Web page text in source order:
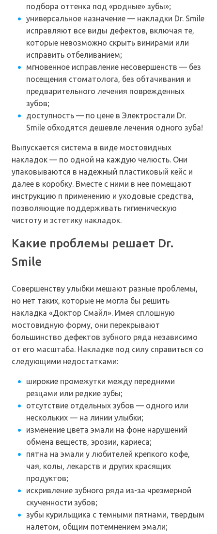
подбора оттенка под «родные» зубы»;
универсальное назначение — накладки Dr. Smile
исправляют все виды дефектов, включая те,
которые невозможно скрыть винирами или
исправить отбеливанием;
мгновенное исправление несовершенств — без
посещения стоматолога, без обтачивания и
предварительного лечения поврежденных
зубов;
доступность — по цене в Электростали Dr.
Smile обходятся дешевле лечения одного зуба!
Выпускается система в виде мостовидных
накладок — по одной на каждую челюсть. Они
упаковываются в надежный пластиковый кейс и
далее в коробку. Вместе с ними в нее помещают
инструкцию п применению и уходовые средства,
позволяющие поддерживать гигиеническую
чистоту и эстетику накладок.
Какие проблемы решает Dr.
Smile
Совершенству улыбки мешают разные проблемы,
но нет таких, которые не могла бы решить
накладка «Доктор Смайл». Имея сплошную
мостовидную форму, они перекрывают
большинство дефектов зубного ряда независимо
от его масштаба. Накладке под силу справиться со
следующими недостатками:
широкие промежутки между передними
резцами или редкие зубы;
отсутствие отдельных зубов — одного или
нескольких — на линии улыбки;
изменение цвета эмали на фоне нарушений
обмена веществ, эрозии, кариеса;
пятна на эмали у любителей крепкого кофе,
чая, колы, лекарств и других красящих
продуктов;
искривление зубного ряда из-за чрезмерной
скученности зубов;
зубы курильщика с темными пятнами, твердым
налетом, общим потемнением эмали;